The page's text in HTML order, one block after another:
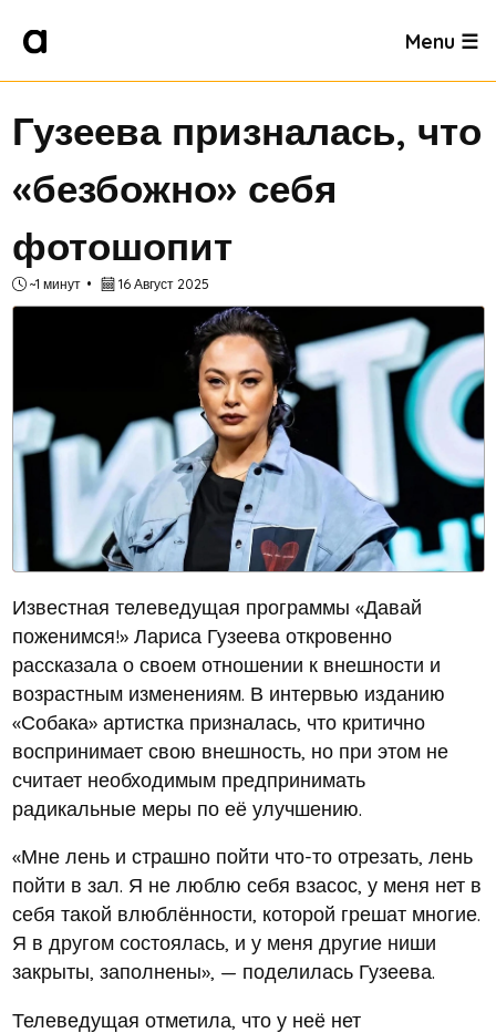
Menu ☰
Гузеева призналась, что
«безбожно» себя
фотошопит
~1 минут 16 Август 2025
Известная телеведущая программы «Давай
поженимся!» Лариса Гузеева откровенно
рассказала о своем отношении к внешности и
возрастным изменениям. В интервью изданию
«Собака» артистка призналась, что критично
воспринимает свою внешность, но при этом не
считает необходимым предпринимать
радикальные меры по её улучшению.
«Мне лень и страшно пойти что-то отрезать, лень
пойти в зал. Я не люблю себя взасос, у меня нет в
себя такой влюблённости, которой грешат многие.
Я в другом состоялась, и у меня другие ниши
закрыты, заполнены», — поделилась Гузеева.
Телеведущая отметила, что у неё нет